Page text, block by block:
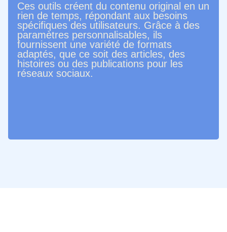
Ces outils créent du contenu original en un
rien de temps, répondant aux besoins
spécifiques des utilisateurs. Grâce à des
paramètres personnalisables, ils
fournissent une variété de formats
adaptés, que ce soit des articles, des
histoires ou des publications pour les
réseaux sociaux.